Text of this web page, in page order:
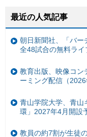
最近の人気記事
朝日新聞社、「バー
全48試合の無料ライ
教育出版、映像コン
ーミング配信（2026
青山学院大学、青山
環」2027年4月開設
教員の約7割が生徒